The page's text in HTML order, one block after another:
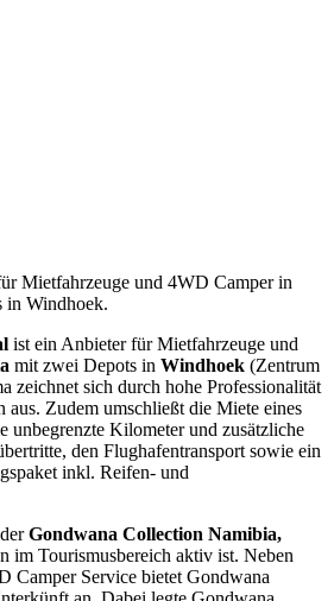
Mietfahrzeuge und 4WD Camper in
in Windhoek.
ist ein Anbieter für Mietfahrzeuge und
mit zwei Depots in Windhoek (Zentrum
zeichnet sich durch hohe Professionalität
aus. Zudem umschließt die Miete eines
unbegrenzte Kilometer und zusätzliche
den Flughafentransport sowie ein
inkl. Reifen- und
Gondwana Collection Namibia,
im Tourismusbereich aktiv ist. Neben
Camper Service bietet Gondwana